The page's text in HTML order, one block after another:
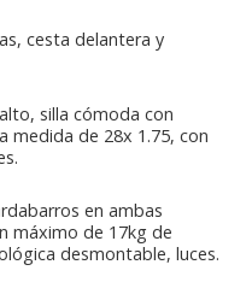
cesta delantera y
silla cómoda con
medida de 28x 1.75, con
en ambas
máximo de 17kg de
desmontable, luces.